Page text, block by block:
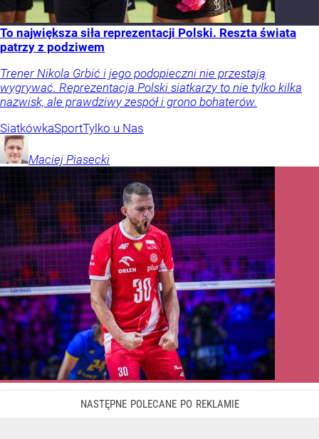
To największa siła reprezentacji Polski. Reszta świata
patrzy z podziwem
Trener Nikola Grbić i jego podopieczni nie przestają
wygrywać. Reprezentacja Polski siatkarzy to nie tylko kilka
nazwisk, ale prawdziwy zespół i grono bohaterów.
SiatkówkaSportTylko u Nas
Maciej Piasecki